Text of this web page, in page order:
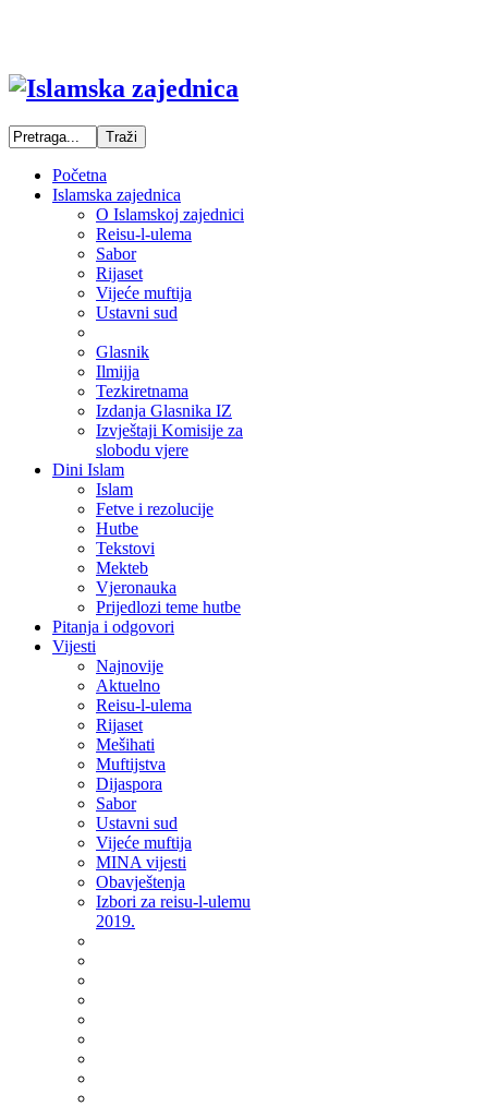
Početna
Islamska zajednica
O Islamskoj zajednici
Reisu-l-ulema
Sabor
Rijaset
Vijeće muftija
Ustavni sud
Glasnik
Ilmijja
Tezkiretnama
Izdanja Glasnika IZ
Izvještaji Komisije za
slobodu vjere
Dini Islam
Islam
Fetve i rezolucije
Hutbe
Tekstovi
Mekteb
Vjeronauka
Prijedlozi teme hutbe
Pitanja i odgovori
Vijesti
Najnovije
Aktuelno
Reisu-l-ulema
Rijaset
Mešihati
Muftijstva
Dijaspora
Sabor
Ustavni sud
Vijeće muftija
MINA vijesti
Obavještenja
Izbori za reisu-l-ulemu
2019.